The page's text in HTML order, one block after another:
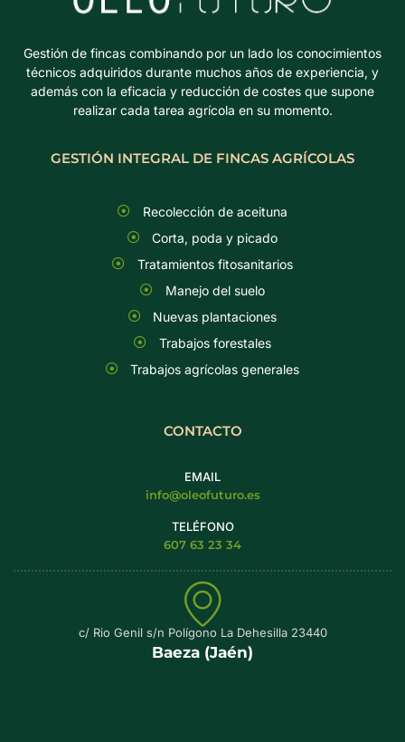
Gestión de fincas combinando por un lado los conocimientos
técnicos adquiridos durante muchos años de experiencia, y
además con la eficacia y reducción de costes que supone
realizar cada tarea agrícola en su momento.
GESTIÓN INTEGRAL DE FINCAS AGRÍCOLAS
Recolección de aceituna
Corta, poda y picado
Tratamientos fitosanitarios
Manejo del suelo
Nuevas plantaciones
Trabajos forestales
Trabajos agrícolas generales
CONTACTO
EMAIL
info@oleofuturo.es
TELÉFONO
607 63 23 34
c/ Rio Genil s/n Polígono La Dehesilla 23440
Baeza (Jaén)